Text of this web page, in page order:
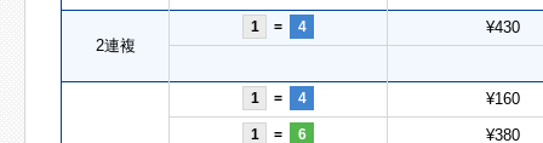
2連複
1 = 4 ¥430
1 = 4 ¥160
1 = 6 ¥380